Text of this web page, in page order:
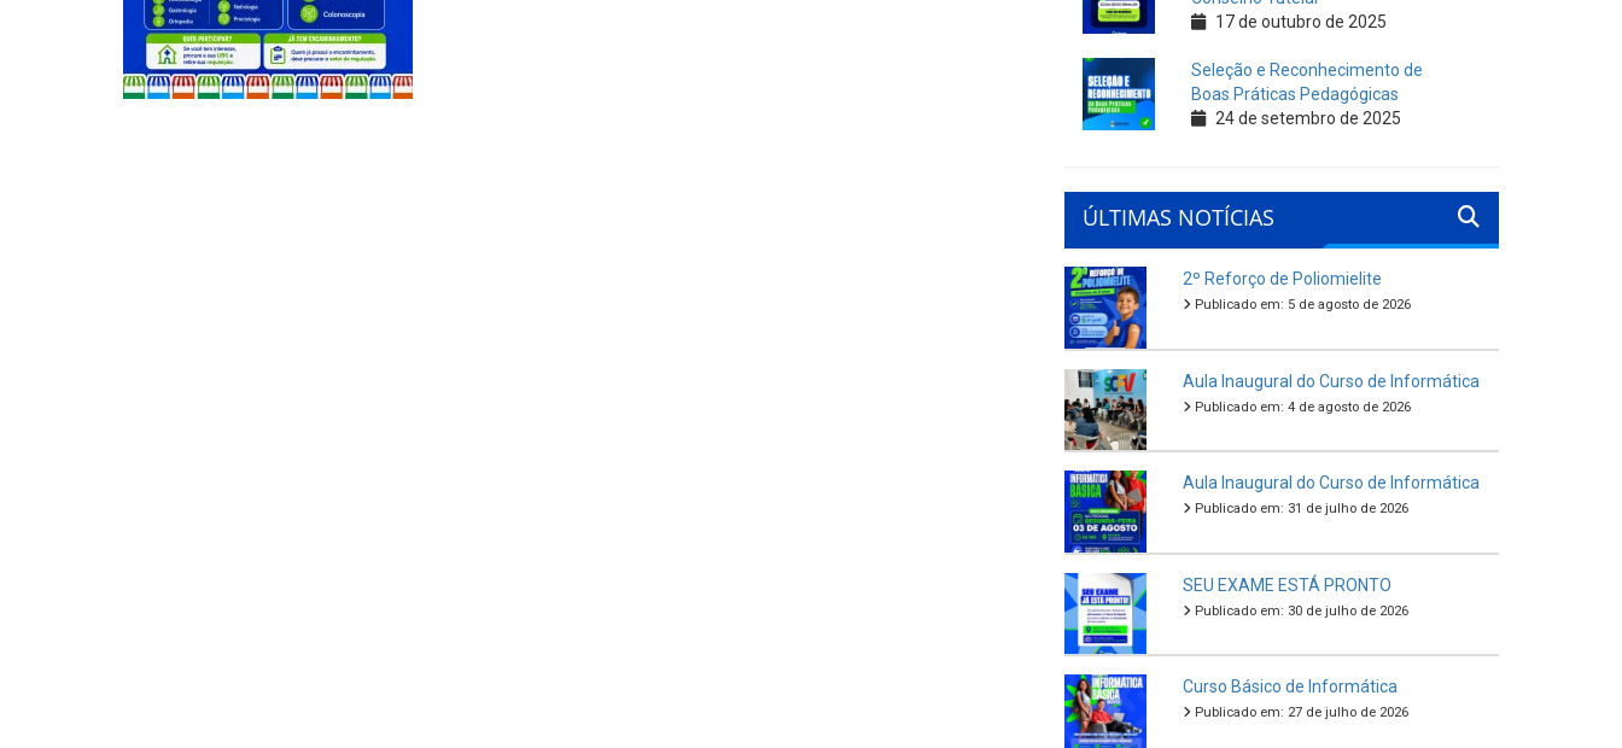
17 de outubro de 2025
Seleção e Reconhecimento de
Boas Práticas Pedagógicas
24 de setembro de 2025
ÚLTIMAS NOTÍCIAS
2º Reforço de Poliomielite
Publicado em: 5 de agosto de 2026
Aula Inaugural do Curso de Informática
Publicado em: 4 de agosto de 2026
Aula Inaugural do Curso de Informática
Publicado em: 31 de julho de 2026
SEU EXAME ESTÁ PRONTO
Publicado em: 30 de julho de 2026
Curso Básico de Informática
Publicado em: 27 de julho de 2026